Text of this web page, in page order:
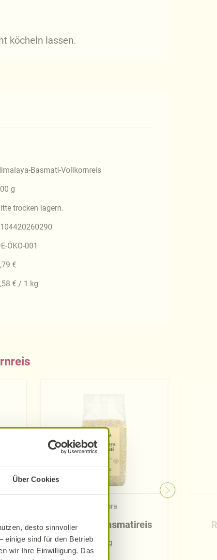
Über Cookies
desto sinnvoller
einige sind für den Betrieb
wir Ihre Einwilligung. Das
köcheln lassen.
Basmati-Vollkornreis
g
trocken lagern.
ÖKO-001
€
€ / 1 kg
Alnatura
Himalaya-Basmatireis
500 g